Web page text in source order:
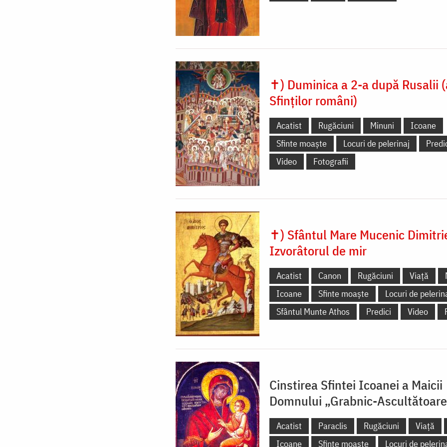
✝) Duminica a 2-a după Rusalii
Sfinților români)
Acatist Rugăciuni Minuni
Icoane
Sfinte moaște
Locuri de pelerinaj
Video
Fotografii
✝) Sfântul Mare Mucenic
Izvorâtorul de mir
Acatist Canon Rugăciuni Viață
Icoane
Sfinte moaște
Locuri de
Sfântul Munte Athos
Predici Video
Cinstirea Sfintei Icoanei a Maicii
Domnului „Grabnic-
Acatist Paraclis Rugăciuni
Viață
Icoane
Sfinte moaște Locuri de